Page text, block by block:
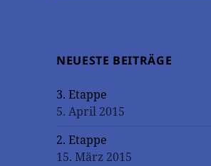
NEUESTE BEITRÄGE
3. Etappe
5. April 2015
2. Etappe
15. März 2015